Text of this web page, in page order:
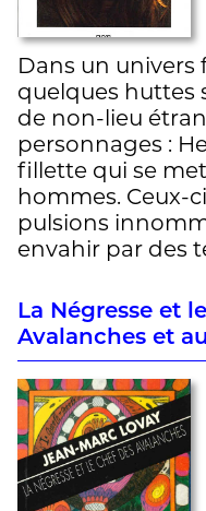
Dans un univers
quelques huttes
de non-lieu
personnages :
fillette qui se
hommes. Ceux-
pulsions
envahir par des
La Négresse et
Avalanches et